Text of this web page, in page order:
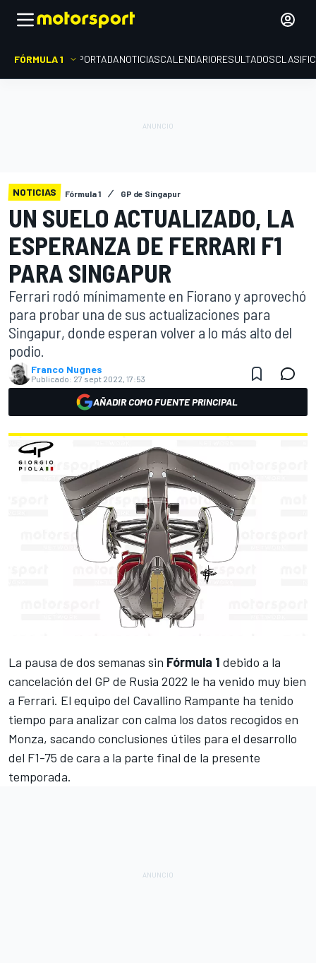
FÓRMULA 1 PORTADANOTICIASCALENDARIORESULTADOS
NOTICIAS Fórmula 1 GP de Singapur
UN SUELO ACTUALIZADO, LA
ESPERANZA DE FERRARI F1
PARA SINGAPUR
Ferrari rodó mínimamente en Fiorano y aprovechó
para probar una de sus actualizaciones para
Singapur, donde esperan volver a lo más alto del
podio.
Franco Nugnes
Publicado: 27 sept 2022, 17:53
AÑADIR COMO FUENTE PRINCIPAL
La pausa de dos semanas sin Fórmula 1 debido a la
cancelación del GP de Rusia 2022 le ha venido muy bien
a Ferrari. El equipo del Cavallino Rampante ha tenido
tiempo para analizar con calma los datos recogidos en
Monza, sacando conclusiones útiles para el desarrollo
del F1-75 de cara a la parte final de la presente
temporada.